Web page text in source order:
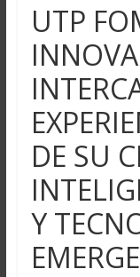
UTP
DE SU
Y